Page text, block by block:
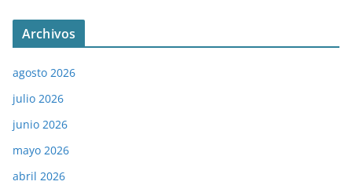
Archivos
agosto 2026
julio 2026
junio 2026
mayo 2026
abril 2026